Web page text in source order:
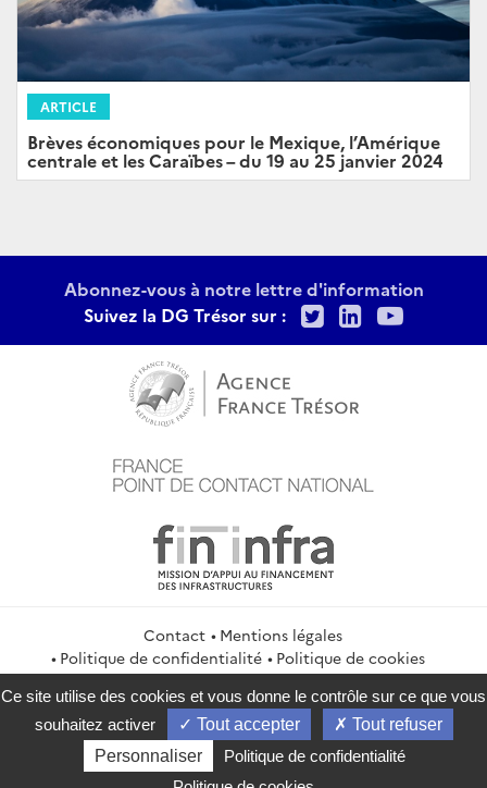
ARTICLE
Brèves économiques pour le Mexique, l’Amérique
centrale et les Caraïbes – du 19 au 25 janvier 2024
Abonnez-vous à notre lettre d'information
Suivez la DG Trésor sur :
TwitterLinkedIn
Contact
Mentions légales
Politique de confidentialité
Politique de cookies
Gestion des cookies
Flux RSS
service-public.gouv.fr
legifrance.gouv.fr
info.gouv.fr
data.gouv.fr
2026 Direction générale du Trésor
Ce site utilise des cookies et vous donne le contrôle sur ce que vous
souhaitez activer
Tout accepter
Tout refuser
Personnaliser
Politique de confidentialité